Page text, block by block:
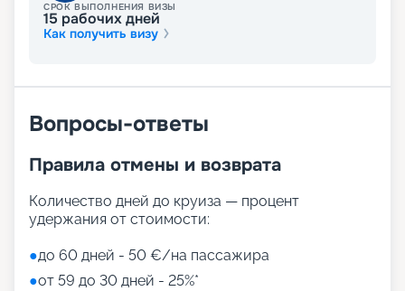
СРОК ВЫПОЛНЕНИЯ ВИЗЫ
15 рабочих дней
Как получить визу
Вопросы-ответы
Правила отмены и возврата
Количество дней до круиза — процент
удержания от стоимости:
●до 60 дней - 50 €/на пассажира
●от 59 до 30 дней - 25%*